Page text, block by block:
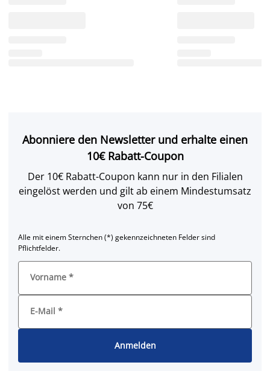
Abonniere den Newsletter und erhalte einen
10€ Rabatt-Coupon
Der 10€ Rabatt-Coupon kann nur in den Filialen
eingelöst werden und gilt ab einem Mindestumsatz
von 75€
Alle mit einem Sternchen (*) gekennzeichneten Felder sind
Pflichtfelder.
Vorname *
E-Mail *
Anmelden